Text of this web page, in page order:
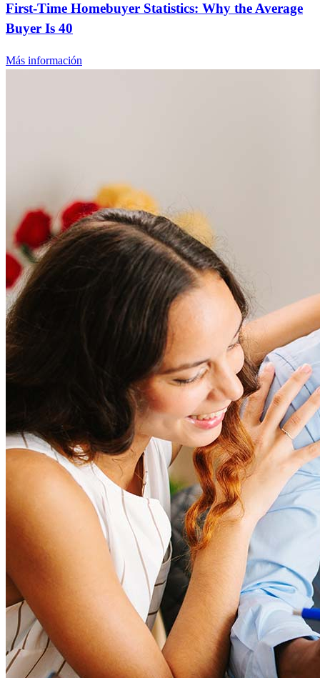
First-Time Homebuyer Statistics: Why the Average
Buyer Is 40
Más información
Frequently asked questions
How much does it cost to refinance?
Refinancing costs typically range from 2% to 6% of the loan
amount and include fees such as appraisal, title insurance, and
closing costs. Factors like your loan type, location, and credit
score can significantly impact these expenses. Our team can
help to provide strategies that can help minimize costs.
How much house can I afford?
What is a good credit score?
What is a HELOC?
How do I calculate mortgage payments?
Me encantaría saber de usted.